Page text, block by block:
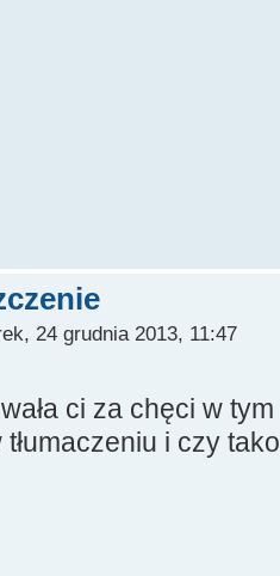
24 grudnia 2013, 11:47
ci za chęci w
i czy